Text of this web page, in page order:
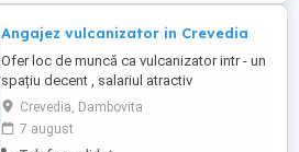
Angajez vulcanizator in Crevedia
Ofer loc de muncă ca vulcanizator intr - un
spațiu decent , salariul atractiv
Crevedia, Dambovita
7 august